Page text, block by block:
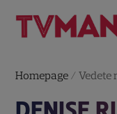
Homepage /Vedete